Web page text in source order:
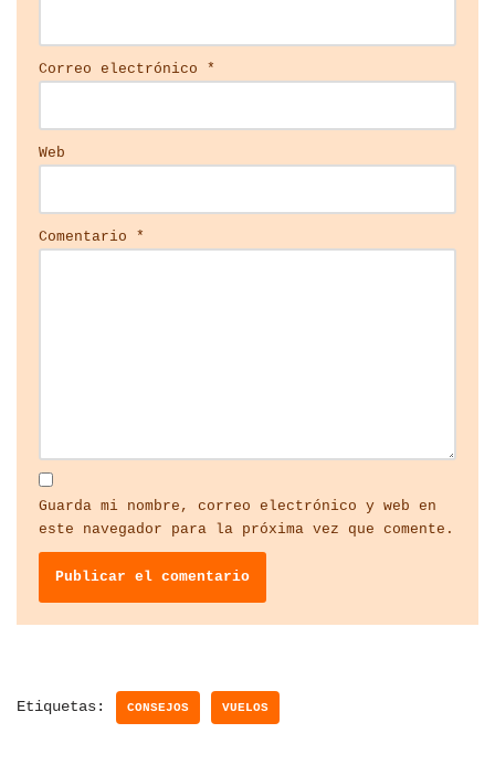
Correo electrónico *
Web
Comentario *
Guarda mi nombre, correo electrónico y web en
este navegador para la próxima vez que comente.
Etiquetas: CONSEJOS VUELOS